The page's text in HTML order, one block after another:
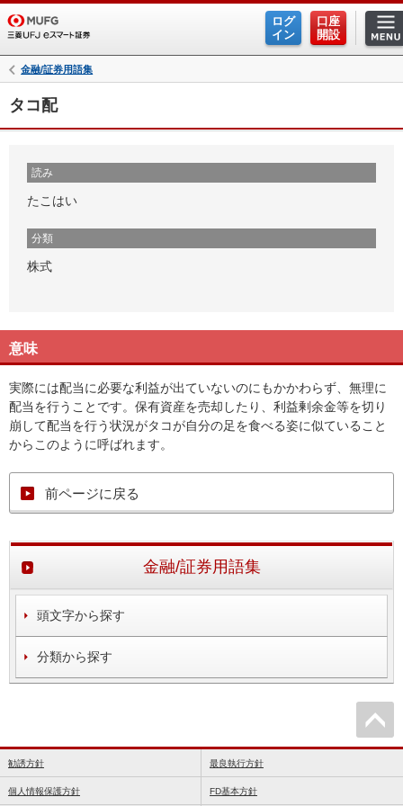
ログ
イン
口座
開設
金融/証券用語集
タコ配
読み
たこはい
分類
株式
意味
実際には配当に必要な利益が出ていないのにもかかわらず、無理に
配当を行うことです。保有資産を売却したり、利益剰余金等を切り
崩して配当を行う状況がタコが自分の足を食べる姿に似ていること
からこのように呼ばれます。
前ページに戻る
金融/証券用語集
頭文字から探す
分類から探す
勧誘方針 最良執行方針
個人情報保護方針 FD基本方針